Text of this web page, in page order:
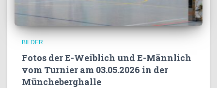
BILDER
Fotos der E-Weiblich und E-Männlich
vom Turnier am 03.05.2026 in der
Müncheberghalle